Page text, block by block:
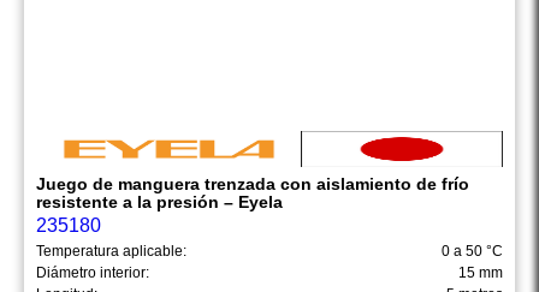
Juego de manguera trenzada con aislamiento de frío
resistente a la presión – Eyela
235180
Temperatura aplicable:
0 a 50 °C
Diámetro interior:
15 mm